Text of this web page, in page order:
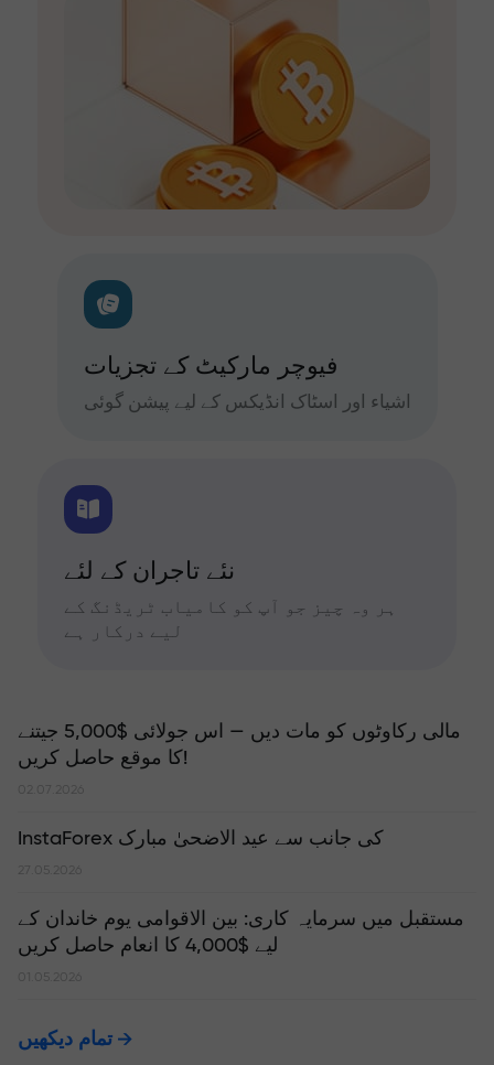
فیوچر مارکیٹ کے تجزیات
اشیاء اور اسٹاک انڈیکس کے لیے پیشن گوئی
نئے تاجران کے لئے
ہر وہ چیز جو آپ کو کامیاب ٹریڈنگ کے
لیے درکار ہے
مالی رکاوٹوں کو مات دیں — اس جولائی $5,000 جیتنے
کا موقع حاصل کریں!
02.07.2026
InstaForex کی جانب سے عید الاضحیٰ مبارک
27.05.2026
مستقبل میں سرمایہ کاری: بین الاقوامی یوم خاندان کے
لیے $4,000 کا انعام حاصل کریں
01.05.2026
تمام دیکھیں